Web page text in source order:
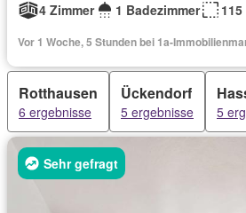
4 Zimmer
1 Badezimmer 115
Vor 1 Woche, 5 Stunden bei 1a-
Rotthausen
6 ergebnisse
Ückendorf
5 ergebnisse 5
Sehr gefragt